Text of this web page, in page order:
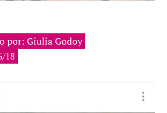
por: Giulia Godoy
18